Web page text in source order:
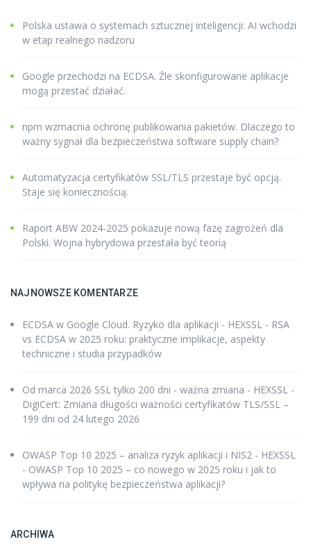
Polska ustawa o systemach sztucznej inteligencji: AI wchodzi
w etap realnego nadzoru
Google przechodzi na ECDSA. Źle skonfigurowane aplikacje
mogą przestać działać.
npm wzmacnia ochronę publikowania pakietów. Dlaczego to
ważny sygnał dla bezpieczeństwa software supply chain?
Automatyzacja certyfikatów SSL/TLS przestaje być opcją.
Staje się koniecznością.
Raport ABW 2024-2025 pokazuje nową fazę zagrożeń dla
Polski. Wojna hybrydowa przestała być teorią
NAJNOWSZE KOMENTARZE
ECDSA w Google Cloud. Ryzyko dla aplikacji - HEXSSL - RSA
vs ECDSA w 2025 roku: praktyczne implikacje, aspekty
techniczne i studia przypadków
Od marca 2026 SSL tylko 200 dni - ważna zmiana - HEXSSL -
DigiCert: Zmiana długości ważności certyfikatów TLS/SSL –
199 dni od 24 lutego 2026
OWASP Top 10 2025 – analiza ryzyk aplikacji i NIS2 - HEXSSL
- OWASP Top 10 2025 – co nowego w 2025 roku i jak to
wpływa na politykę bezpieczeństwa aplikacji?
ARCHIWA